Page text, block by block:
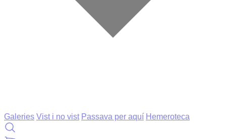
Galeries Vist i no vist Passava per aquí Hemeroteca